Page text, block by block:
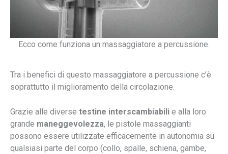
Ecco come funziona un massaggiatore a percussione.
Tra i benefici di questo massaggiatore a percussione c’è
soprattutto il miglioramento della circolazione.
Grazie alle diverse testine interscambiabili e alla loro
grande maneggevolezza, le pistole massaggianti
possono essere utilizzate efficacemente in autonomia su
qualsiasi parte del corpo (collo, spalle, schiena, gambe,